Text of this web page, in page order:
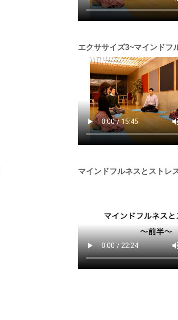
エクササイズ3~マインドフ
マインドフルネスとストレ